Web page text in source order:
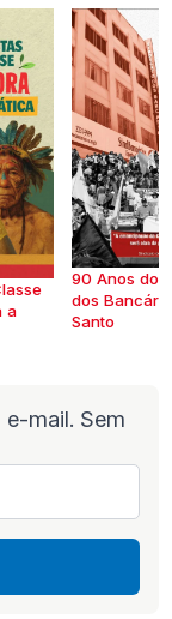
a
90 Anos do
dos
Santo
e-mail. Sem